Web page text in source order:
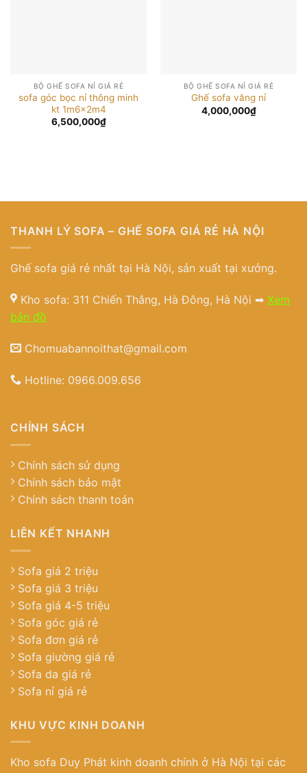
BỘ GHẾ SOFA NỈ GIÁ RẺ
sofa góc bọc nỉ thông minh
kt 1m6x2m4
6,500,000₫
BỘ GHẾ SOFA NỈ GIÁ RẺ
Ghế sofa văng nỉ
4,000,000₫
THANH LÝ SOFA – GHẾ SOFA GIÁ RẺ HÀ NỘI
Ghế sofa giá rẻ nhất tại Hà Nội, sản xuất tại xưởng.
Kho sofa: 311 Chiến Thắng, Hà Đông, Hà Nội ➡ Xem
bản đồ
Chomuabannoithat@gmail.com
Hotline: 0966.009.656
CHÍNH SÁCH
Chính sách sử dụng
Chính sách bảo mật
Chính sách thanh toán
LIÊN KẾT NHANH
Sofa giá 2 triệu
Sofa giá 3 triệu
Sofa giá 4-5 triệu
Sofa góc giá rẻ
Sofa đơn giá rẻ
Sofa giường giá rẻ
Sofa da giá rẻ
Sofa nỉ giá rẻ
KHU VỰC KINH DOANH
Kho sofa Duy Phát kinh doanh chính ở Hà Nội tại các